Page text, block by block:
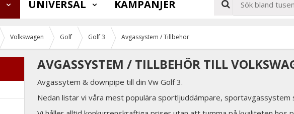
UNIVERSAL KAMPANJER
Volkswagen Golf Golf 3 Avgassystem / Tillbehör
AVGASSYSTEM / TILLBEHÖR TILL
Avgassytem & downpipe till din Vw Golf 3.
Nedan listar vi våra mest populära sportljuddämpare, sportavgassystem